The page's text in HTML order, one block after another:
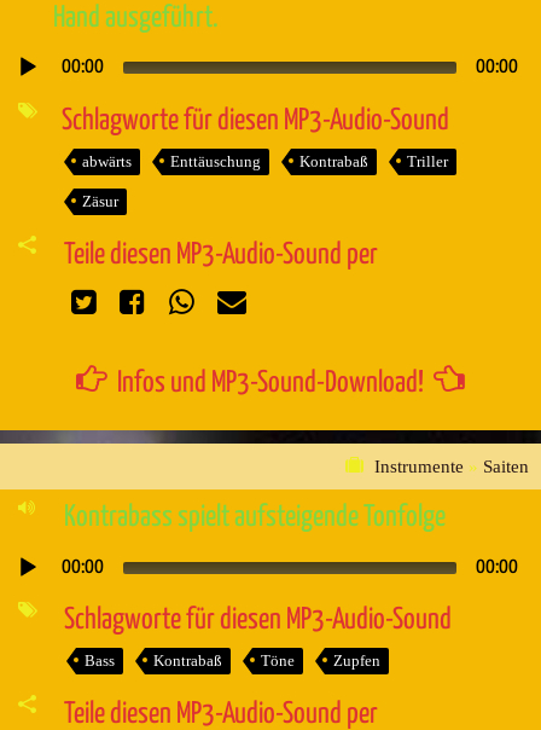
Hand ausgeführt.
Audio-
00:00 00:00
Schlagworte für diesen MP3-Audio-Sound
abwärts Enttäuschung Kontrabaß Triller
Zäsur
Teile diesen MP3-Audio-Sound per
Infos und MP3-Sound-Download!
Instrumente » Saiten
Kontrabass spielt aufsteigende Tonfolge
Audio-
00:00 00:00
Schlagworte für diesen MP3-Audio-Sound
Bass Kontrabaß Töne Zupfen
Teile diesen MP3-Audio-Sound per